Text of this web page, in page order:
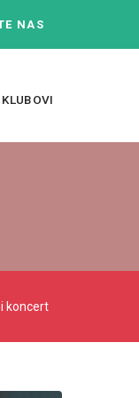
NAS
KLUBOVI
koncert